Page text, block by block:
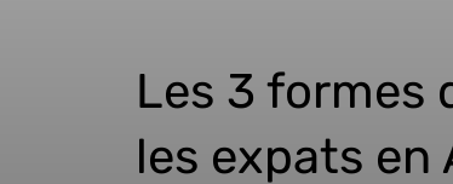
Les 3 formes
les expats en